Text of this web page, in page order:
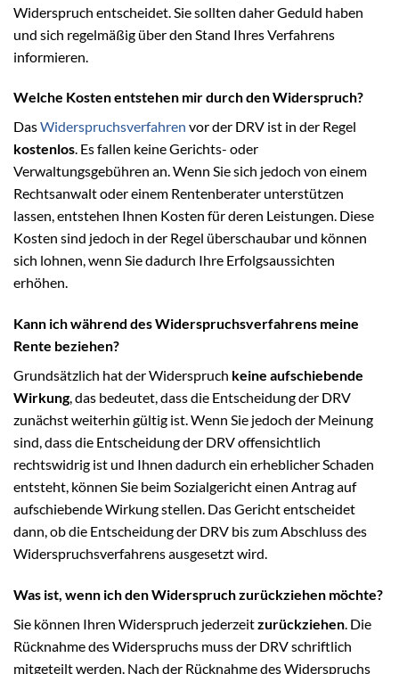
Widerspruch entscheidet. Sie sollten daher Geduld haben
und sich regelmäßig über den Stand Ihres Verfahrens
informieren.
Welche Kosten entstehen mir durch den Widerspruch?
DasWiderspruchsverfahren vor der DRV ist in der Regel
kostenlos. Es fallen keine Gerichts- oder
Verwaltungsgebühren an. Wenn Sie sich jedoch von einem
Rechtsanwalt oder einem Rentenberater unterstützen
lassen, entstehen Ihnen Kosten für deren Leistungen. Diese
Kosten sind jedoch in der Regel überschaubar und können
sich lohnen, wenn Sie dadurch Ihre Erfolgsaussichten
erhöhen.
Kann ich während des Widerspruchsverfahrens meine
Rente beziehen?
Grundsätzlich hat der Widerspruch keine aufschiebende
Wirkung, das bedeutet, dass die Entscheidung der DRV
zunächst weiterhin gültig ist. Wenn Sie jedoch der Meinung
sind, dass die Entscheidung der DRV offensichtlich
rechtswidrig ist und Ihnen dadurch ein erheblicher Schaden
entsteht, können Sie beim Sozialgericht einen Antrag auf
aufschiebende Wirkung stellen. Das Gericht entscheidet
dann, ob die Entscheidung der DRV bis zum Abschluss des
Widerspruchsverfahrens ausgesetzt wird.
Was ist, wenn ich den Widerspruch zurückziehen möchte?
Sie können Ihren Widerspruch jederzeitzurückziehen. Die
Rücknahme des Widerspruchs muss der DRV schriftlich
mitgeteilt werden. Nach der Rücknahme des Widerspruchs